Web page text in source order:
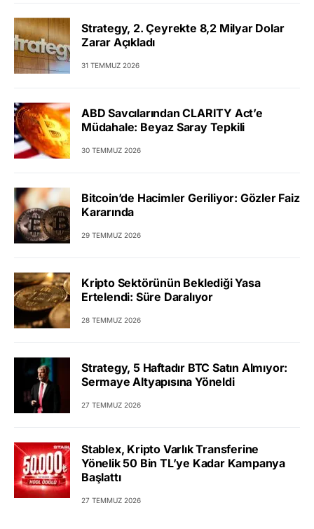
Strategy, 2. Çeyrekte 8,2 Milyar Dolar
Zarar Açıkladı
31 TEMMUZ 2026
ABD Savcılarından CLARITY Act’e
Müdahale: Beyaz Saray Tepkili
30 TEMMUZ 2026
Bitcoin’de Hacimler Geriliyor: Gözler Faiz
Kararında
29 TEMMUZ 2026
Kripto Sektörünün Beklediği Yasa
Ertelendi: Süre Daralıyor
28 TEMMUZ 2026
Strategy, 5 Haftadır BTC Satın Almıyor:
Sermaye Altyapısına Yöneldi
27 TEMMUZ 2026
Stablex, Kripto Varlık Transferine
Yönelik 50 Bin TL’ye Kadar Kampanya
Başlattı
27 TEMMUZ 2026